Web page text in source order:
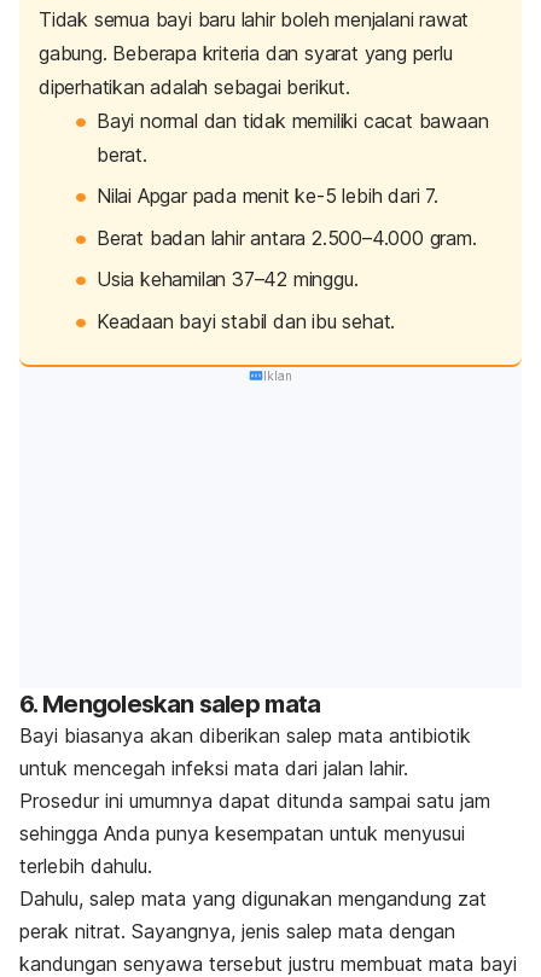
Tidak semua bayi baru lahir boleh menjalani rawat
gabung. Beberapa kriteria dan syarat yang perlu
diperhatikan adalah sebagai berikut.
Bayi normal dan tidak memiliki cacat bawaan
berat.
Nilai Apgar pada menit ke-5 lebih dari 7.
Berat badan lahir antara 2.500–4.000 gram.
Usia kehamilan 37–42 minggu.
Keadaan bayi stabil dan ibu sehat.
Iklan
6. Mengoleskan salep mata
Bayi biasanya akan diberikan salep mata antibiotik
untuk mencegah infeksi mata dari jalan lahir.
Prosedur ini umumnya dapat ditunda sampai satu jam
sehingga Anda punya kesempatan untuk menyusui
terlebih dahulu.
Dahulu, salep mata yang digunakan mengandung zat
perak nitrat. Sayangnya, jenis salep mata dengan
kandungan senyawa tersebut justru membuat mata bayi